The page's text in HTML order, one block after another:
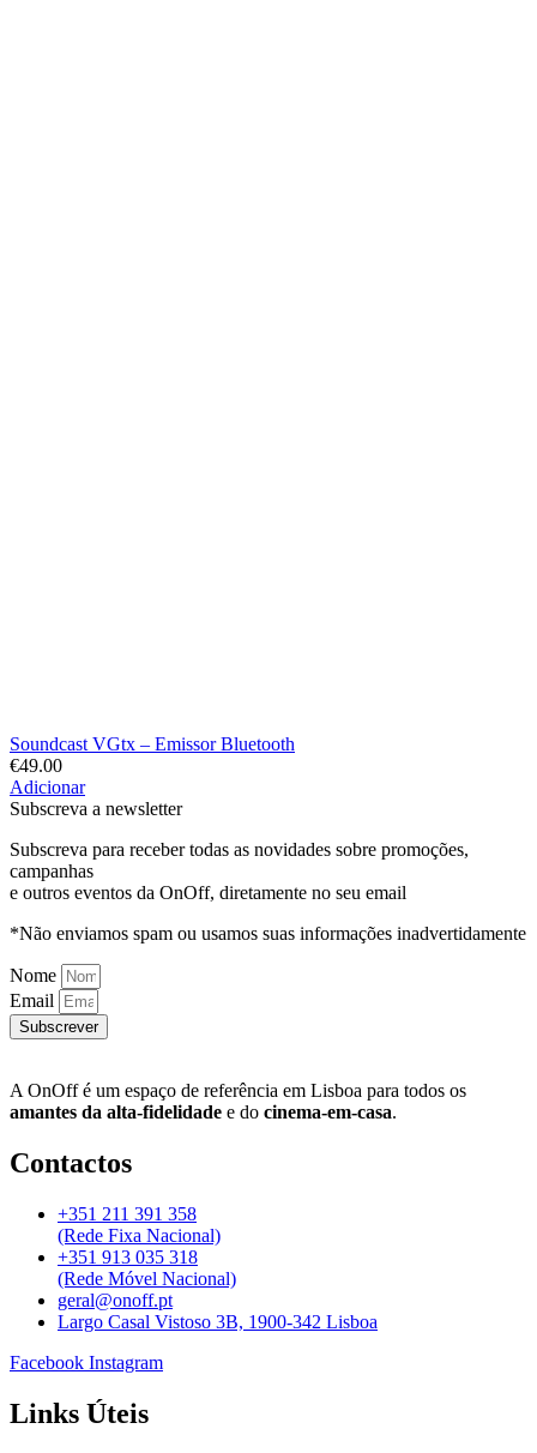
Soundcast VGtx – Emissor Bluetooth
€49.00
Adicionar
Subscreva a newsletter
Subscreva para receber todas as novidades sobre promoções,
campanhas
e outros eventos da OnOff, diretamente no seu email
*Não enviamos spam ou usamos suas informações inadvertidamente
Nome
Email
Subscrever
A OnOff é um espaço de referência em Lisboa para todos os
amantes da alta-fidelidade e do cinema-em-casa.
Contactos
+351 211 391 358
(Rede Fixa Nacional)
+351 913 035 318
(Rede Móvel Nacional)
geral@onoff.pt
Largo Casal Vistoso 3B, 1900-342 Lisboa
Facebook Instagram
Links Úteis